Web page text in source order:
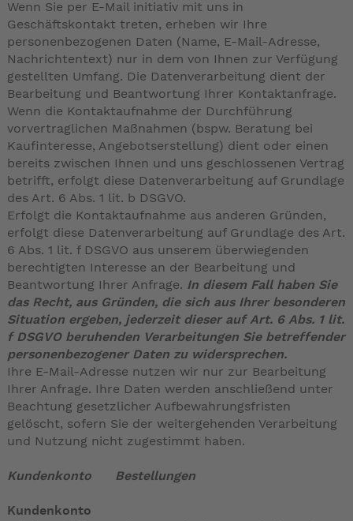
Wenn Sie per E-Mail initiativ mit uns in
Geschäftskontakt treten, erheben wir Ihre
personenbezogenen Daten (Name, E-Mail-Adresse,
Nachrichtentext) nur in dem von Ihnen zur Verfügung
gestellten Umfang. Die Datenverarbeitung dient der
Bearbeitung und Beantwortung Ihrer Kontaktanfrage.
Wenn die Kontaktaufnahme der Durchführung
vorvertraglichen Maßnahmen (bspw. Beratung bei
Kaufinteresse, Angebotserstellung) dient oder einen
bereits zwischen Ihnen und uns geschlossenen Vertrag
betrifft, erfolgt diese Datenverarbeitung auf Grundlage
des Art. 6 Abs. 1 lit. b DSGVO.
Erfolgt die Kontaktaufnahme aus anderen Gründen,
erfolgt diese Datenverarbeitung auf Grundlage des Art.
6 Abs. 1 lit. f DSGVO aus unserem überwiegenden
berechtigten Interesse an der Bearbeitung und
Beantwortung Ihrer Anfrage. In diesem Fall haben Sie
das Recht, aus Gründen, die sich aus Ihrer besonderen
Situation ergeben, jederzeit dieser auf Art. 6 Abs. 1 lit.
f DSGVO beruhenden Verarbeitungen Sie betreffender
personenbezogener Daten zu widersprechen.
Ihre E-Mail-Adresse nutzen wir nur zur Bearbeitung
Ihrer Anfrage. Ihre Daten werden anschließend unter
Beachtung gesetzlicher Aufbewahrungsfristen
gelöscht, sofern Sie der weitergehenden Verarbeitung
und Nutzung nicht zugestimmt haben.
Kundenkonto Bestellungen
Kundenkonto